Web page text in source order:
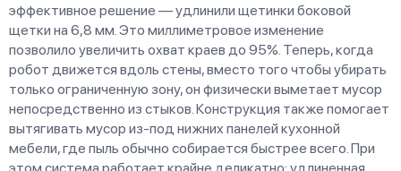
эффективное решение — удлинили щетинки боковой
щетки на 6,8 мм. Это миллиметровое изменение
позволило увеличить охват краев до 95%. Теперь, когда
робот движется вдоль стены, вместо того чтобы убирать
только ограниченную зону, он физически выметает мусор
непосредственно из стыков. Конструкция также помогает
вытягивать мусор из-под нижних панелей кухонной
мебели, где пыль обычно собирается быстрее всего. При